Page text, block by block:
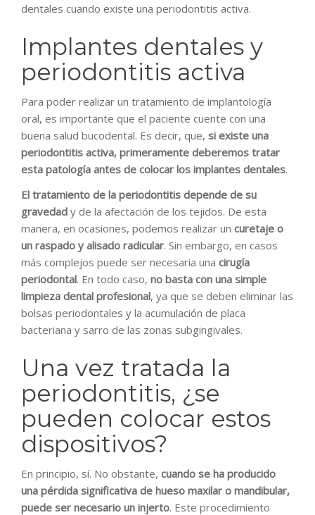
dentales cuando existe una periodontitis activa.
Implantes dentales y
periodontitis activa
Para poder realizar un tratamiento de implantología
oral, es importante que el paciente cuente con una
buena salud bucodental. Es decir, que, si existe una
periodontitis activa, primeramente deberemos tratar
esta patología antes de colocar los implantes dentales.
El tratamiento de la periodontitis depende de su
gravedad y de la afectación de los tejidos. De esta
manera, en ocasiones, podemos realizar un curetaje o
un raspado y alisado radicular. Sin embargo, en casos
más complejos puede ser necesaria una cirugía
periodontal. En todo caso, no basta con una simple
limpieza dental profesional, ya que se deben eliminar las
bolsas periodontales y la acumulación de placa
bacteriana y sarro de las zonas subgingivales.
Una vez tratada la
periodontitis, ¿se
pueden colocar estos
dispositivos?
En principio, sí. No obstante, cuando se ha producido
una pérdida significativa de hueso maxilar o mandibular,
puede ser necesario un injerto. Este procedimiento